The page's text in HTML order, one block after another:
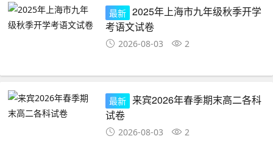
最新 2025年上海市九年级秋季开学
考语文试卷
2026-08-03 2
最新 来宾2026年春季期末高二各科
试卷
2026-08-03 2